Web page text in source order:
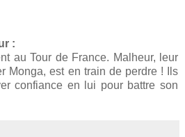
:
au Tour de France. Malheur, leur
Monga, est en train de perdre ! Ils
confiance en lui pour battre son